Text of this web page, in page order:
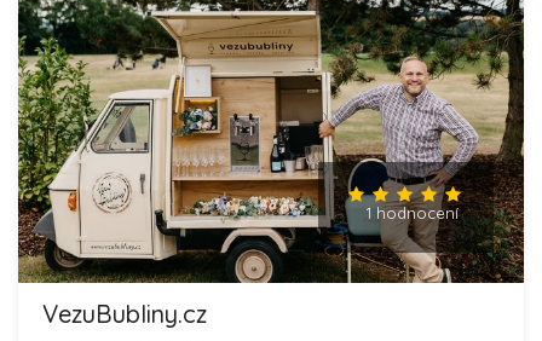
1 hodnocení
VezuBubliny.cz